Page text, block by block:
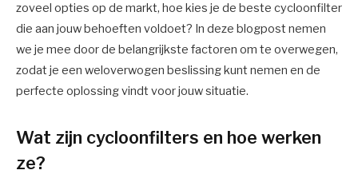
zoveel opties op de markt, hoe kies je de beste cycloonfilter
die aan jouw behoeften voldoet? In deze blogpost nemen
we je mee door de belangrijkste factoren om te overwegen,
zodat je een weloverwogen beslissing kunt nemen en de
perfecte oplossing vindt voor jouw situatie.
Wat zijn cycloonfilters en hoe werken
ze?